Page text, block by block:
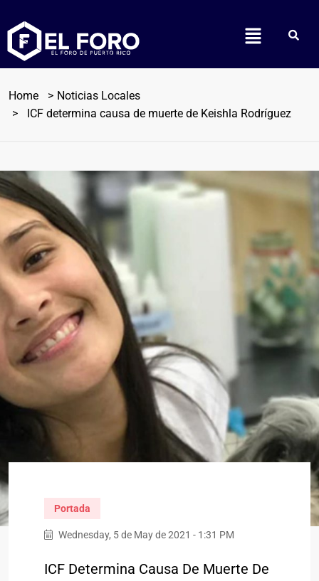
Home
Noticias Locales
ICF determina causa de muerte de Keishla Rodríguez
Portada
Wednesday, 5 de May de 2021 - 1:31 PM
ICF Determina Causa De Muerte De